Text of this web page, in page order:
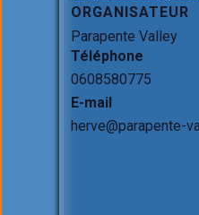
ORGANISATEUR
Parapente Valley
Téléphone
0608580775
E-mail
herve@parapente-